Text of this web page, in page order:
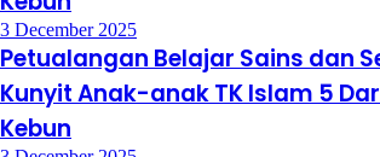
3 December 2025
Petualangan Belajar Sains dan
Kunyit Anak-anak TK Islam 5
Kebun